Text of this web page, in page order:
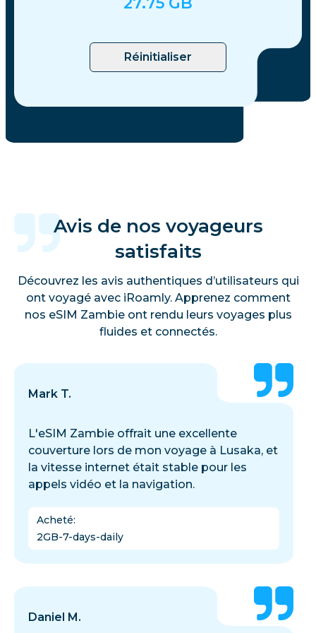
Réinitialiser
Avis de nos voyageurs
satisfaits
Découvrez les avis authentiques d’utilisateurs qui
ont voyagé avec iRoamly. Apprenez comment
nos eSIM Zambie ont rendu leurs voyages plus
fluides et connectés.
Mark T.
L'eSIM Zambie offrait une excellente
couverture lors de mon voyage à Lusaka, et
la vitesse internet était stable pour les
appels vidéo et la navigation.
Acheté:
2GB-7-days-daily
Daniel M.